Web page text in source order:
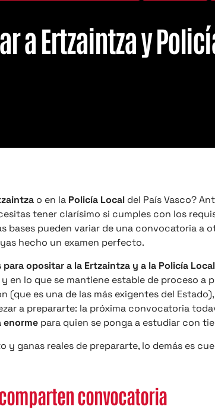
a Ertzaintza y
o en la Policía Local del País Vasco?
tener clarísimo si cumples con los
bases pueden variar de una convocatoria a
hecho un examen perfecto.
opositar a la Ertzaintza y a la Policía
lo que se mantiene estable de proceso a
es una de las más exigentes del
a prepararte: la próxima convocatoria
enorme para quien se ponga a estudiar con
y ganas reales de prepararte, lo demás es
convocatoria